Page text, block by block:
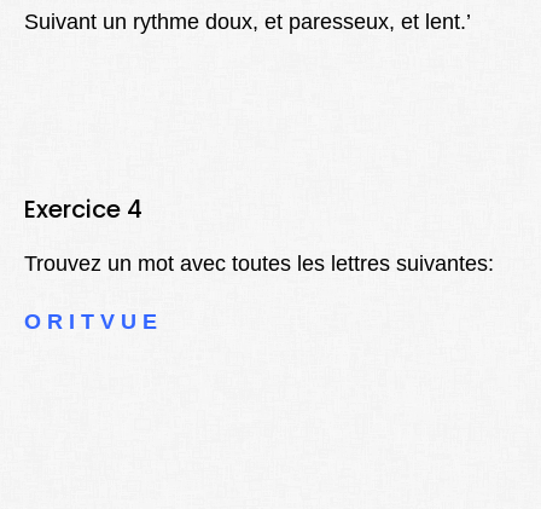
Suivant un rythme doux, et paresseux, et lent.’
Exercice 4
Trouvez un mot avec toutes les lettres suivantes:
O R I T V U E